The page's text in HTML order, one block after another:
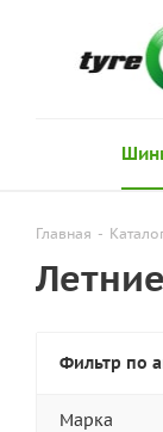
Главная -
Фильтр по
Марка